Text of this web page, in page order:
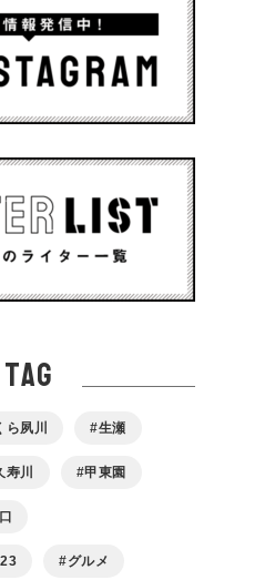
tag
ら夙川 生瀬
寿川 甲東園
グルメ